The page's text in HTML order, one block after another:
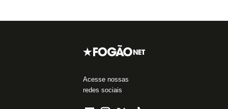
Acesse nossas
redes sociais